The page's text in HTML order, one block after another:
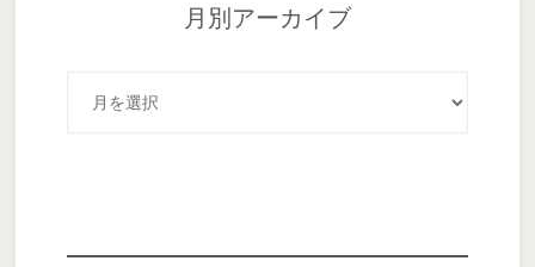
月別アーカイブ